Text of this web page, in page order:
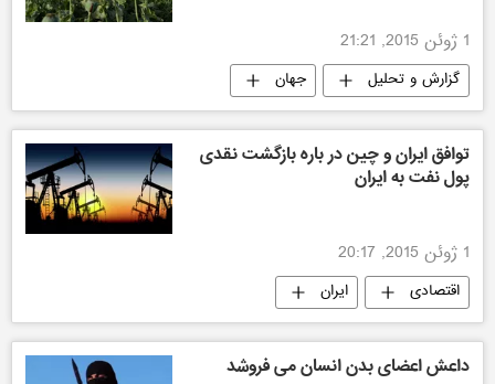
1 ژوئن 2015, 21:21
گزارش و تحلیل جهان
توافق ایران و چین در باره بازگشت نقدی
پول نفت به ایران
1 ژوئن 2015, 20:17
اقتصادی ایران
داعش اعضای بدن انسان می فروشد